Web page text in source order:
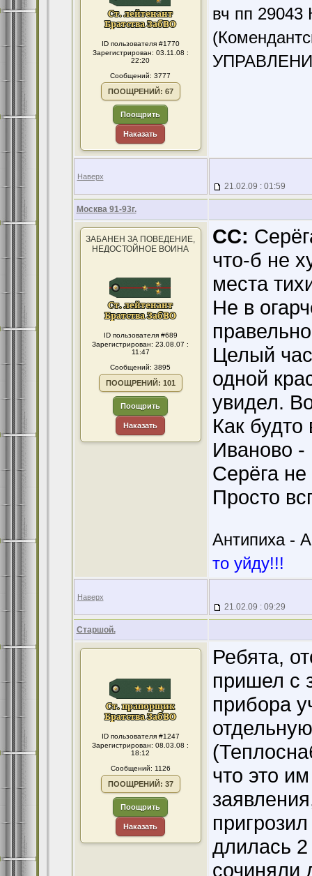
ID пользователя #1770
Зарегистрирован: 03.11.08 :
22:20
Сообщений: 3777
ПООЩРЕНИЙ: 67
Поощрить
Наказать
вч пп 29043
Наверх
21.02.09 : 01:59
Москва 91-93г.
ЗАБАНЕН ЗА ПОВЕДЕНИЕ,
НЕДОСТОЙНОЕ ВОИНА
ID пользователя #689
Зарегистрирован: 23.08.07 :
11:47
Сообщений: 3895
ПООЩРЕНИЙ: 101
Поощрить
Наказать
CC:
что-б не
места
Не в
Целый
одной
увидел.
Как
Иваново -
Серёга не
Просто
Антипиха -
то уйду!!!
Наверх
21.02.09 : 09:29
Старшой.
ID пользователя #1247
Зарегистрирован: 08.03.08 :
18:12
Сообщений: 1126
ПООЩРЕНИЙ: 37
Поощрить
Наказать
Ребята,
пришел с
прибора
что это
длилась
сочиняли